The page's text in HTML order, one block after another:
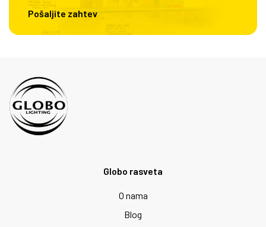
Pošaljite zahtev
Globo rasveta
O nama
Blog